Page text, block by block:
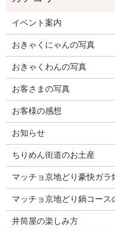
イベント案内
おきゃくにゃんの写真
おきゃくわんの写真
お客さまの写真
お客様の感想
お知らせ
ちりめん街道のお土産
マッチョ京地どり豪快ガラ
マッチョ京地どり鍋コース
井筒屋の楽しみ方